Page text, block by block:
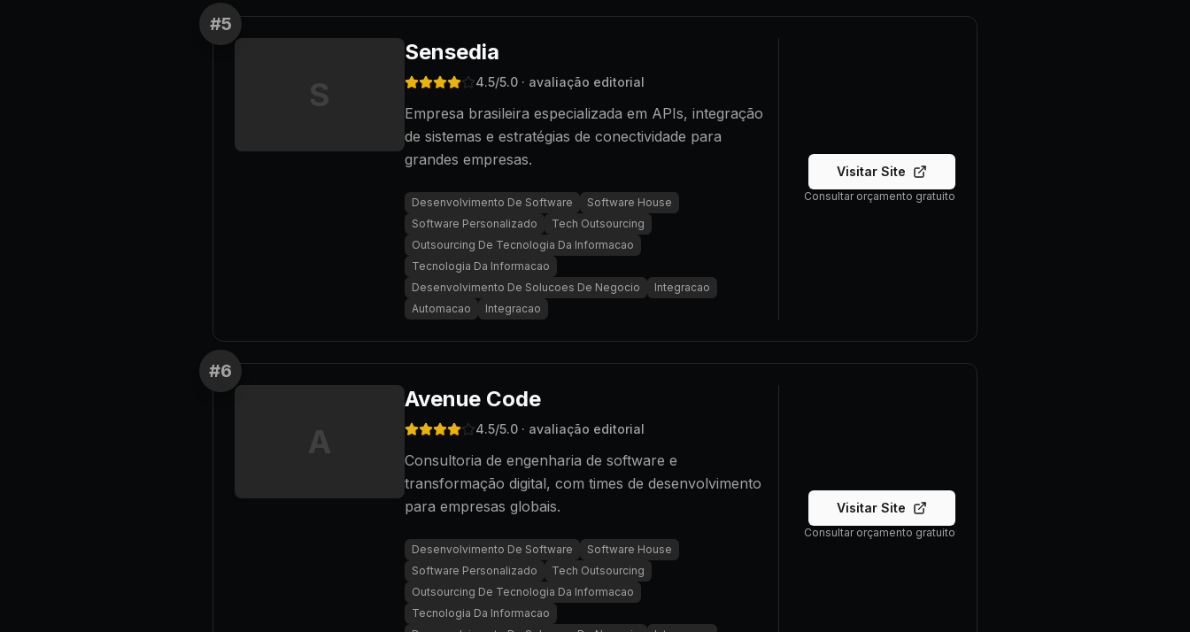
#5
S
Sensedia
4.5/5.0 · avaliação editorial
Empresa brasileira especializada em APIs, integração
de sistemas e estratégias de conectividade para
grandes empresas.
Desenvolvimento De Software
Software House
Software Personalizado
Tech Outsourcing
Outsourcing De Tecnologia Da Informacao
Tecnologia Da Informacao
Desenvolvimento De Solucoes De Negocio
Integracao
Automacao
Integracao
Visitar Site
Consultar orçamento gratuito
#6
A
Avenue Code
4.5/5.0 · avaliação editorial
Consultoria de engenharia de software e
transformação digital, com times de desenvolvimento
para empresas globais.
Desenvolvimento De Software
Software House
Software Personalizado
Tech Outsourcing
Outsourcing De Tecnologia Da Informacao
Tecnologia Da Informacao
Visitar Site
Consultar orçamento gratuito